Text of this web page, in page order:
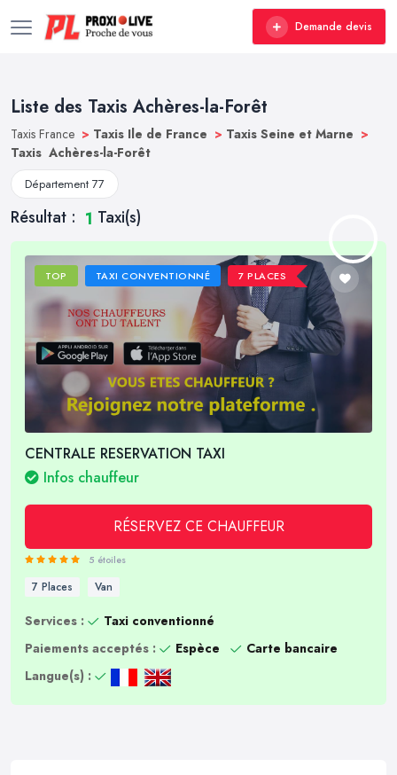
Demande devis
Liste des Taxis Achères-la-Forêt
Taxis France > Taxis Ile de France > Taxis Seine et Marne >
Taxis Achères-la-Forêt
Département 77
Résultat : 1 Taxi(s)
TOP TAXI CONVENTIONNÉ 7 PLACES
CENTRALE RESERVATION TAXI
Infos chauffeur
RÉSERVEZ CE CHAUFFEUR
5 étoiles
7 Places Van
Services :
Taxi conventionné
Paiements acceptés :
Espèce
Carte bancaire
Langue(s) :